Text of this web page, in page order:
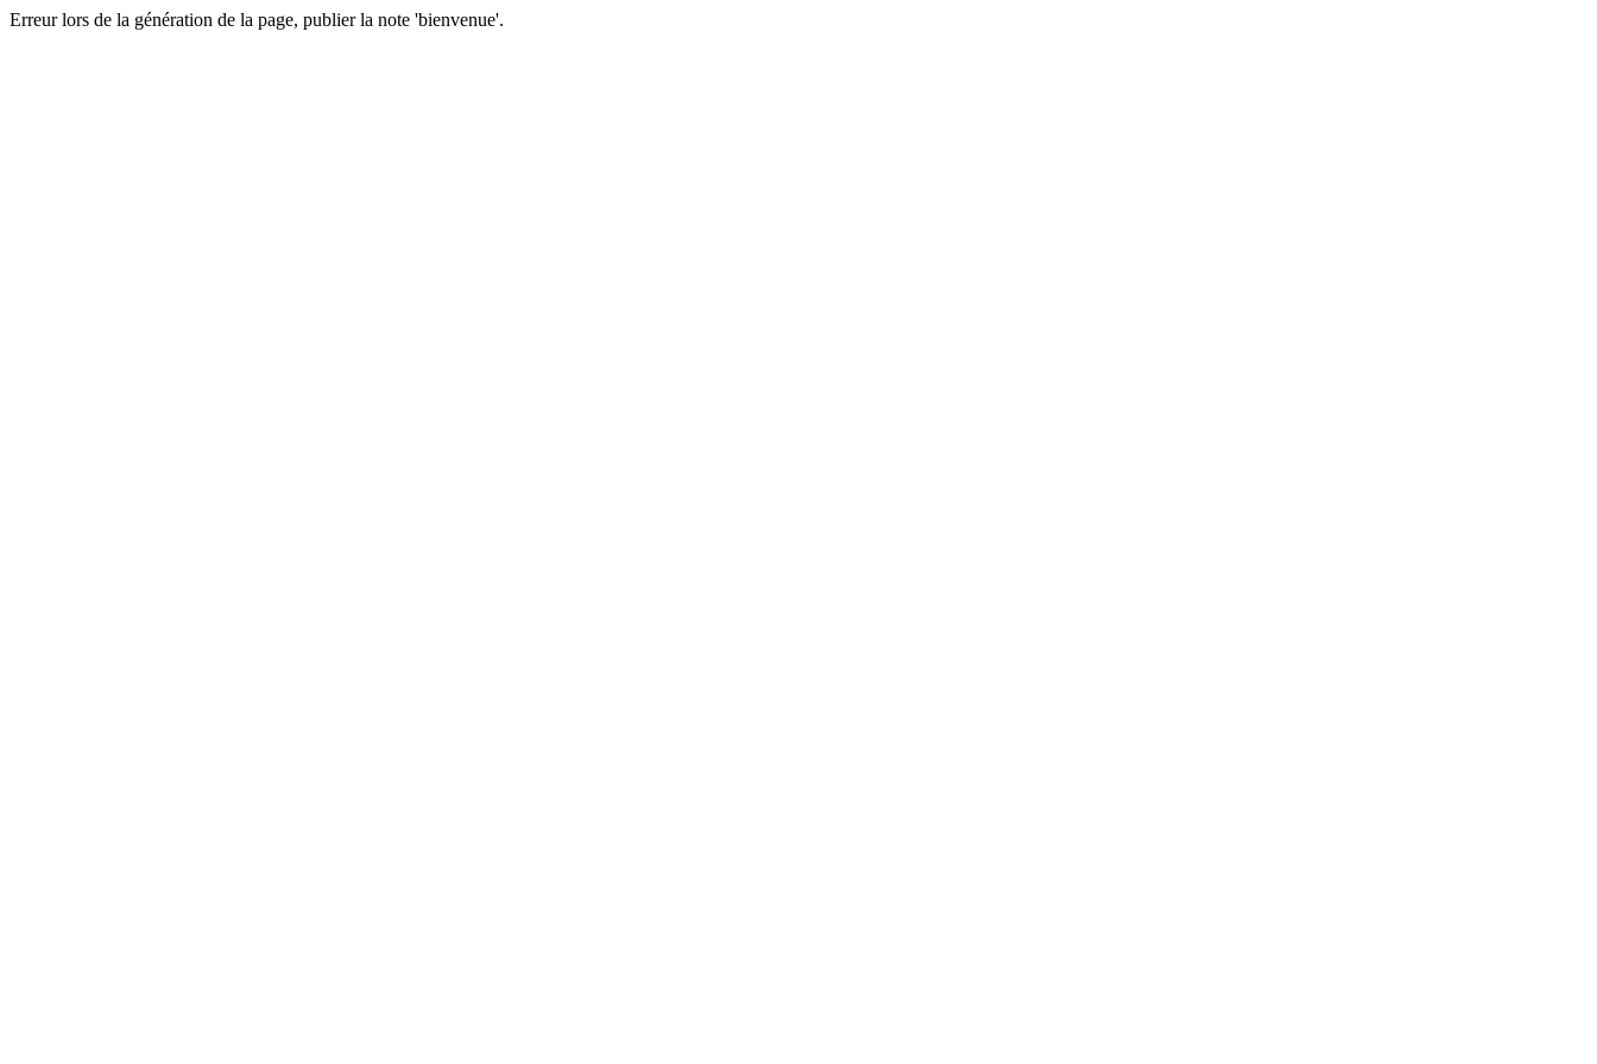
Erreur lors de la génération de la page, publier la note 'bienvenue'.